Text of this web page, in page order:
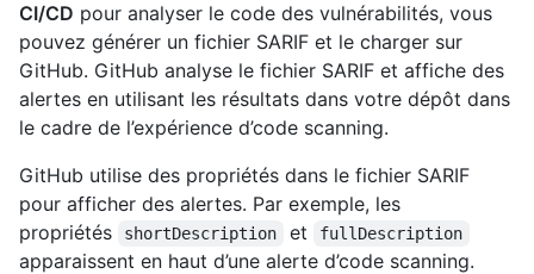
CI/CD pour analyser le code des vulnérabilités, vous
pouvez générer un fichier SARIF et le charger sur
GitHub. GitHub analyse le fichier SARIF et affiche des
alertes en utilisant les résultats dans votre dépôt dans
le cadre de l’expérience d’code scanning.
GitHub utilise des propriétés dans le fichier SARIF
pour afficher des alertes. Par exemple, les
propriétés
shortDescription et fullDescription
apparaissent en haut d’une alerte d’code scanning.